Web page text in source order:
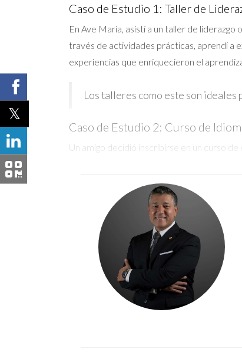
Caso de Estudio 1: Taller de
En Ave Maria, asistí a un taller de
través de actividades prácticas, aprendí a
experiencias que enriquecieron el
Los talleres como este son ideales
Caso de Estudio 2: Curso de
Un amigo decidió inscribirse en un curso
Aprender un idioma puede abrirte
Caso de Estudio 3: Formación
Un ejemplo interesante es el caso de una
intensivas pero muy prácticas. Aprendió a
cómo la educación continua puede